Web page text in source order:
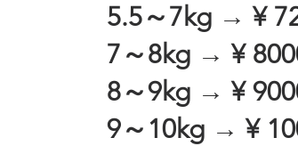
5.5～7kg → ¥
7～8kg → ¥
8～9kg → ¥
9～10kg → ¥